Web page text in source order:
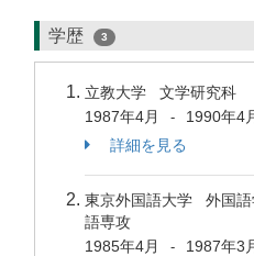
学歴 3
立教大学 文学研究科
1987年4月
-
1990年4
詳細を見る
東京外国語大学 外国
語専攻
1985年4月
-
1987年3